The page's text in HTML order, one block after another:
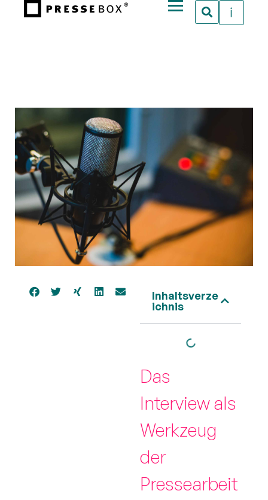
Inhaltsverze
ichnis
Das
Interview als
Werkzeug
der
Pressearbeit